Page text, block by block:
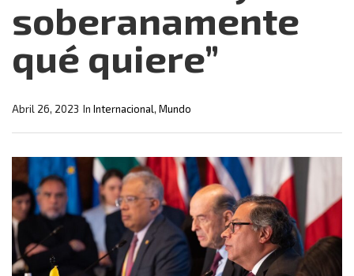
soberanamente
qué quiere”
In Internacional, Mundo
Abril 26, 2023